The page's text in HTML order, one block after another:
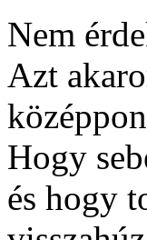
Nem
Azt
Hogy
és hogy